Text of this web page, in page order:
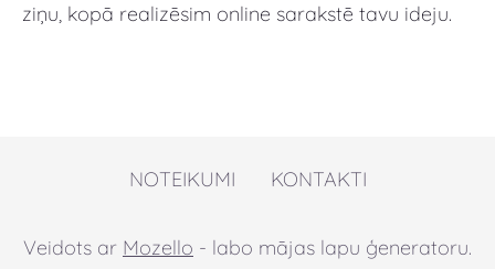
ziņu, kopā realizēsim online sarakstē tavu ideju.
NOTEIKUMI KONTAKTI
Veidots ar Mozello - labo mājas lapu ģeneratoru.